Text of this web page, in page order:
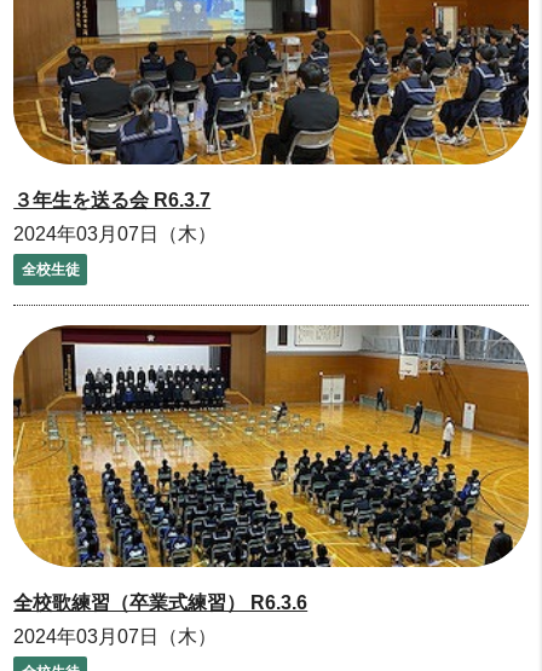
３年生を送る会 R6.3.7
2024年03月07日（木）
全校生徒
全校歌練習（卒業式練習） R6.3.6
2024年03月07日（木）